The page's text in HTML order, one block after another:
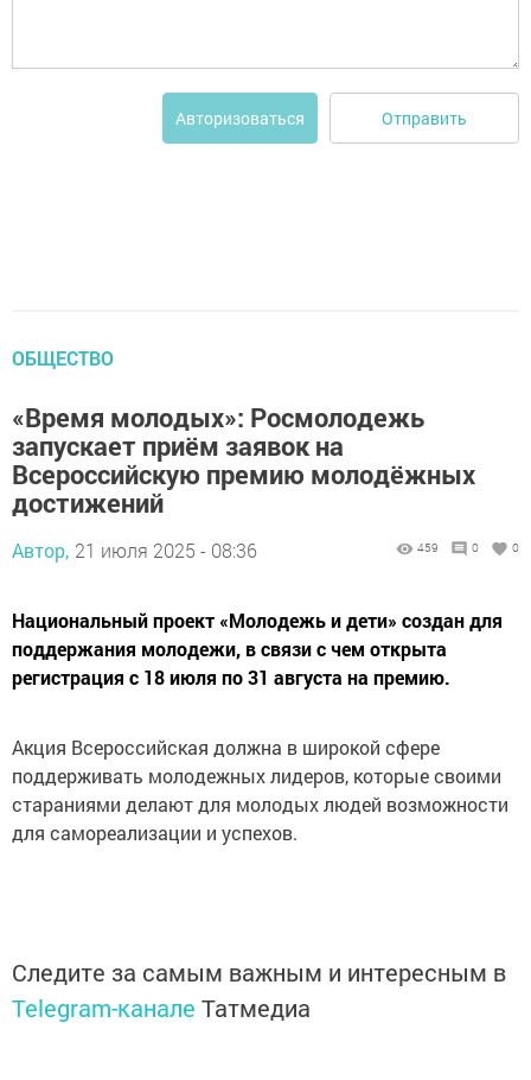
Авторизоваться Отправить
ОБЩЕСТВО
«Время молодых»: Росмолодежь
запускает приём заявок на
Всероссийскую премию молодёжных
достижений
Автор, 21 июля 2025 - 08:36 459 0 0
Национальный проект «Молодежь и дети» создан для
поддержания молодежи, в связи с чем открыта
регистрация с 18 июля по 31 августа на премию.
Акция Всероссийская должна в широкой сфере
поддерживать молодежных лидеров, которые своими
стараниями делают для молодых людей возможности
для самореализации и успехов.
Следите за самым важным и интересным в
Telegram-канале Татмедиа